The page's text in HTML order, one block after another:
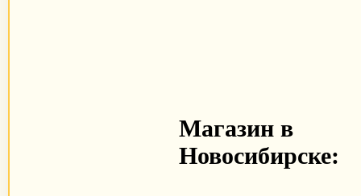
Магазин в
Новосибирске: